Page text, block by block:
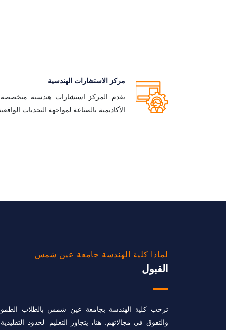
مركز الاستشارات الهندسية
يقدم المركز استشارات هندسية متخصصة
الأكاديمية بالصناعة لمواجهة التحديات
لماذا كلية الهندسة جامعة عين شمس
القبول
ترحب كلية الهندسة بجامعة عين شمس بالطلاب
والتفوق في مجالاتهم. هنا، يتجاوز التعليم الحدود